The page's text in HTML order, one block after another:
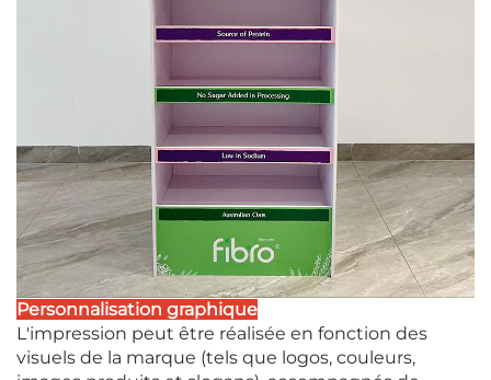
Personnalisation graphique
L'impression peut être réalisée en fonction des
visuels de la marque (tels que logos, couleurs,